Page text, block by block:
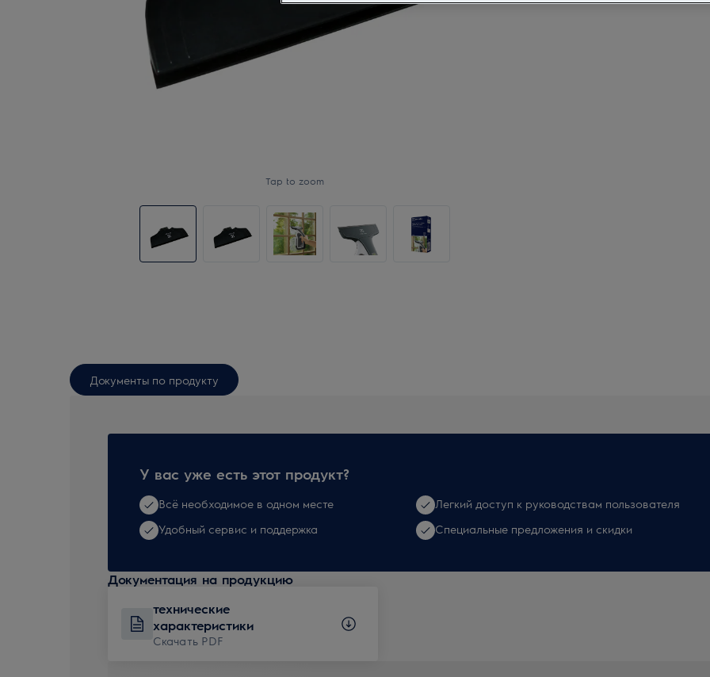
Tap to zoom
Документы по продукту
У вас уже есть этот продукт?
Всё необходимое в одном месте
Легкий доступ к руководствам пользователя
Удобный сервис и поддержка
Специальные предложения и скидки
Документация на продукцию
технические
характеристики
Скачать PDF